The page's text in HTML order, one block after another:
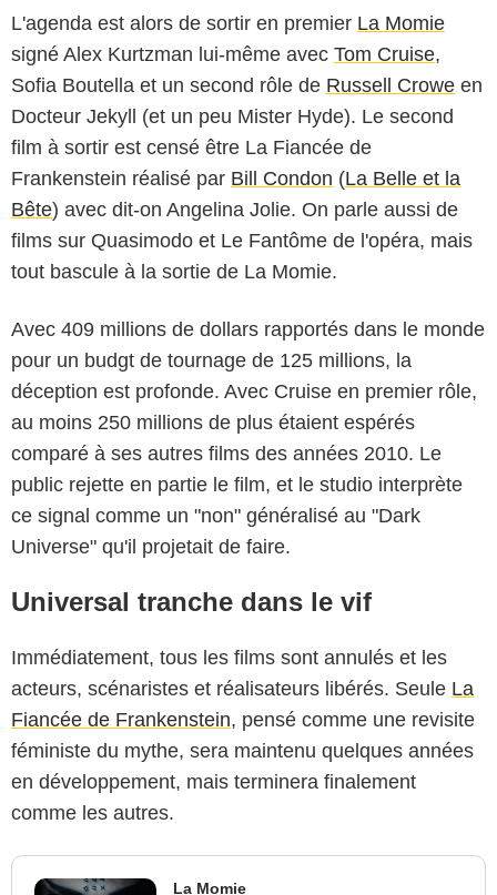
L'agenda est alors de sortir en premier La Momie
signé Alex Kurtzman lui-même avec Tom Cruise,
Sofia Boutella et un second rôle de Russell Crowe en
Docteur Jekyll (et un peu Mister Hyde). Le second
film à sortir est censé être La Fiancée de
Frankenstein réalisé par Bill Condon (La Belle et la
Bête) avec dit-on Angelina Jolie. On parle aussi de
films sur Quasimodo et Le Fantôme de l'opéra, mais
tout bascule à la sortie de La Momie.
Avec 409 millions de dollars rapportés dans le monde
pour un budgt de tournage de 125 millions, la
déception est profonde. Avec Cruise en premier rôle,
au moins 250 millions de plus étaient espérés
comparé à ses autres films des années 2010. Le
public rejette en partie le film, et le studio interprète
ce signal comme un "non" généralisé au "Dark
Universe" qu'il projetait de faire.
Universal tranche dans le vif
Immédiatement, tous les films sont annulés et les
acteurs, scénaristes et réalisateurs libérés. Seule La
Fiancée de Frankenstein, pensé comme une revisite
féministe du mythe, sera maintenu quelques années
en développement, mais terminera finalement
comme les autres.
La Momie